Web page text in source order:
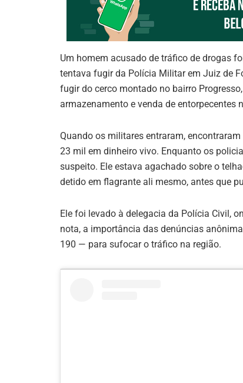
Um homem acusado de tráfico de drogas
tentava fugir da Polícia Militar em Juiz de
fugir do cerco montado no bairro
armazenamento e venda de entorpecentes
Quando os militares entraram,
23 mil em dinheiro vivo. Enquanto os
suspeito. Ele estava agachado sobre o
detido em flagrante ali mesmo, antes que
Ele foi levado à delegacia da Polícia Civil,
nota, a importância das denúncias
190 — para sufocar o tráfico na região.